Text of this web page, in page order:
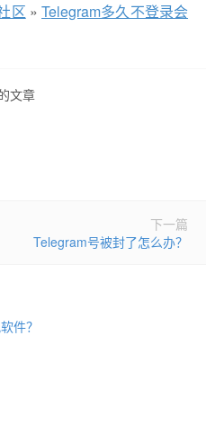
区 »Telegram多久不登录会
文章
下一篇
Telegram号被封了怎么办？
件？